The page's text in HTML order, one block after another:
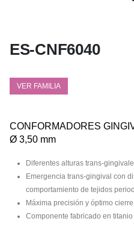
ES-CNF6040
VER FAMILIA
CONFORMADORES
Ø 3,50 mm
Diferentes alturas trans-
Emergencia trans-gingival con
comportamiento de tejidos
Máxima precisión y óptimo cierre
Componente fabricado en